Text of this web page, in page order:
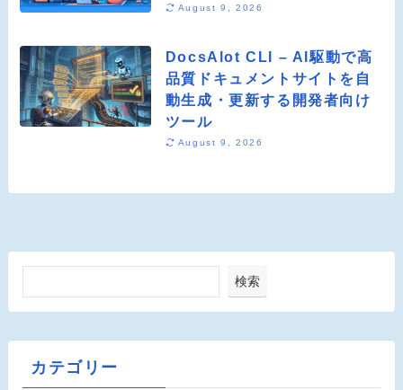
August 9, 2026
DocsAlot CLI – AI駆動で高
品質ドキュメントサイトを自
動生成・更新する開発者向け
ツール
August 9, 2026
検索
カテゴリー